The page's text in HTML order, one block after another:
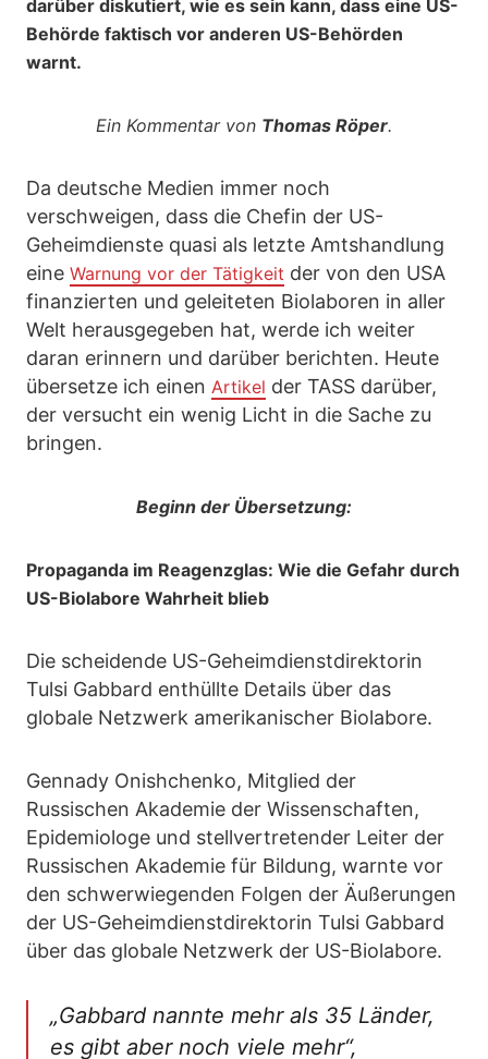
darüber diskutiert, wie es sein kann, dass eine US-
Behörde faktisch vor anderen US-Behörden
warnt.
Ein Kommentar von Thomas Röper.
Da deutsche Medien immer noch
verschweigen, dass die Chefin der US-
Geheimdienste quasi als letzte Amtshandlung
eine Warnung vor der Tätigkeit der von den USA
finanzierten und geleiteten Biolaboren in aller
Welt herausgegeben hat, werde ich weiter
daran erinnern und darüber berichten. Heute
übersetze ich einen Artikel der TASS darüber,
der versucht ein wenig Licht in die Sache zu
bringen.
Beginn der Übersetzung:
Propaganda im Reagenzglas: Wie die Gefahr durch
US-Biolabore Wahrheit blieb
Die scheidende US-Geheimdienstdirektorin
Tulsi Gabbard enthüllte Details über das
globale Netzwerk amerikanischer Biolabore.
Gennady Onishchenko, Mitglied der
Russischen Akademie der Wissenschaften,
Epidemiologe und stellvertretender Leiter der
Russischen Akademie für Bildung, warnte vor
den schwerwiegenden Folgen der Äußerungen
der US-Geheimdienstdirektorin Tulsi Gabbard
über das globale Netzwerk der US-Biolabore.
„Gabbard nannte mehr als 35 Länder,
es gibt aber noch viele mehr“,